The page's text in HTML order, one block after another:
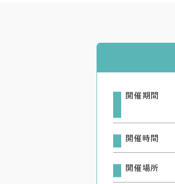
開催期間
開催時間
開催場所